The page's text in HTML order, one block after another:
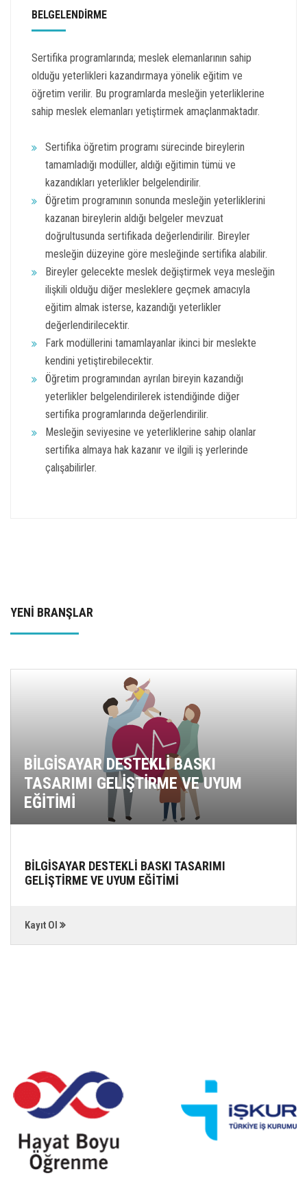
BELGELENDİRME
Sertifika programlarında; meslek elemanlarının sahip
olduğu yeterlikleri kazandırmaya yönelik eğitim ve
öğretim verilir. Bu programlarda mesleğin yeterliklerine
sahip meslek elemanları yetiştirmek amaçlanmaktadır.
Sertifika öğretim programı sürecinde bireylerin
tamamladığı modüller, aldığı eğitimin tümü ve
kazandıkları yeterlikler belgelendirilir.
Öğretim programının sonunda mesleğin yeterliklerini
kazanan bireylerin aldığı belgeler mevzuat
doğrultusunda sertifikada değerlendirilir. Bireyler
mesleğin düzeyine göre mesleğinde sertifika alabilir.
Bireyler gelecekte meslek değiştirmek veya mesleğin
ilişkili olduğu diğer mesleklere geçmek amacıyla
eğitim almak isterse, kazandığı yeterlikler
değerlendirilecektir.
Fark modüllerini tamamlayanlar ikinci bir meslekte
kendini yetiştirebilecektir.
Öğretim programından ayrılan bireyin kazandığı
yeterlikler belgelendirilerek istendiğinde diğer
sertifika programlarında değerlendirilir.
Mesleğin seviyesine ve yeterliklerine sahip olanlar
sertifika almaya hak kazanır ve ilgili iş yerlerinde
çalışabilirler.
YENİ BRANŞLAR
BİLGİSAYAR DESTEKLİ BASKI
TASARIMI GELİŞTİRME VE UYUM
EĞİTİMİ
BİLGİSAYAR DESTEKLİ BASKI TASARIMI
GELİŞTİRME VE UYUM EĞİTİMİ
Kayıt Ol